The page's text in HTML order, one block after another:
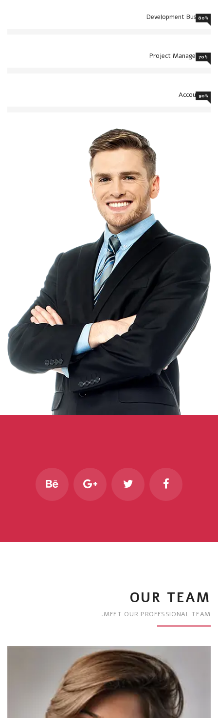
Development Business
80%
Project Management
70%
Accounting
90%
OUR TEAM
MEET OUR PROFESSIONAL TEAM.